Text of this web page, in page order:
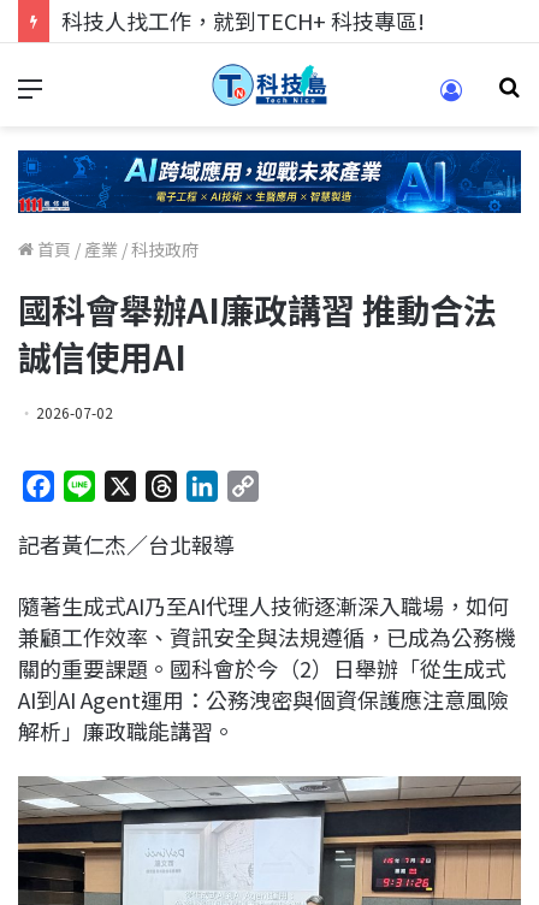
科技人找工作，就到TECH+ 科技專區!
首頁 / 產業 /科技政府
國科會舉辦AI廉政講習 推動合法
誠信使用AI
2026-07-02
c
b
o
o
k
n
r
a
d
s
n
e
d
I
n
L
i
n
k
記者黃仁杰／台北報導
隨著生成式AI乃至AI代理人技術逐漸深入職場，如何
兼顧工作效率、資訊安全與法規遵循，已成為公務機
關的重要課題。國科會於今（2）日舉辦「從生成式
AI到AI Agent運用：公務洩密與個資保護應注意風險
解析」廉政職能講習。